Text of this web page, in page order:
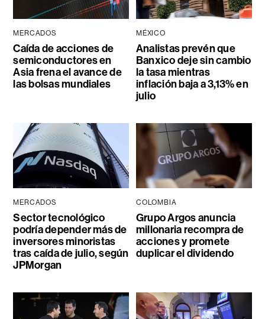
MERCADOS
Caída de acciones de
semiconductores en
Asia frena el avance de
las bolsas mundiales
MÉXICO
Analistas prevén que
Banxico deje sin cambio
la tasa mientras
inflación baja a 3,13% en
julio
MERCADOS
Sector tecnológico
podría depender más de
inversores minoristas
tras caída de julio, según
JPMorgan
COLOMBIA
Grupo Argos anuncia
millonaria recompra de
acciones y promete
duplicar el dividendo